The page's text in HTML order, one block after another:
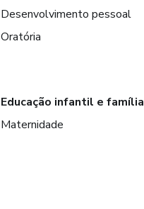
Desenvolvimento pessoal
Oratória
Educação infantil e família
Maternidade